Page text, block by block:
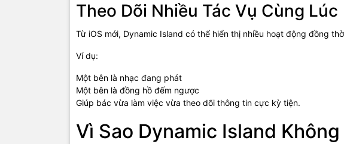
Theo Dõi Nhiều Tác Vụ Cùng Lúc
Từ iOS mới, Dynamic Island có thể hiển thị nhiều hoạt động đồng
Ví dụ:
Một bên là nhạc đang phát
Một bên là đồng hồ đếm ngược
Giúp bác vừa làm việc vừa theo dõi thông tin cực kỳ tiện.
Vì Sao Dynamic Island